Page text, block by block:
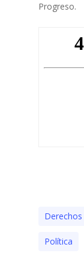
Progreso.
Polí­tica